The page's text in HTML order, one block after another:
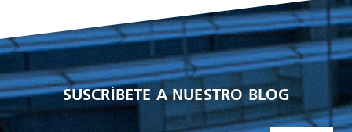
SUSCRÍBETE A NUESTRO BLOG